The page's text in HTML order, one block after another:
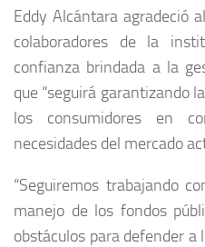
Eddy Alcántara agradeció
colaboradores de la
confianza brindada a la
que “seguirá garantizando
los consumidores en
necesidades del mercado
“Seguiremos trabajando
manejo de los fondos
obstáculos para defender